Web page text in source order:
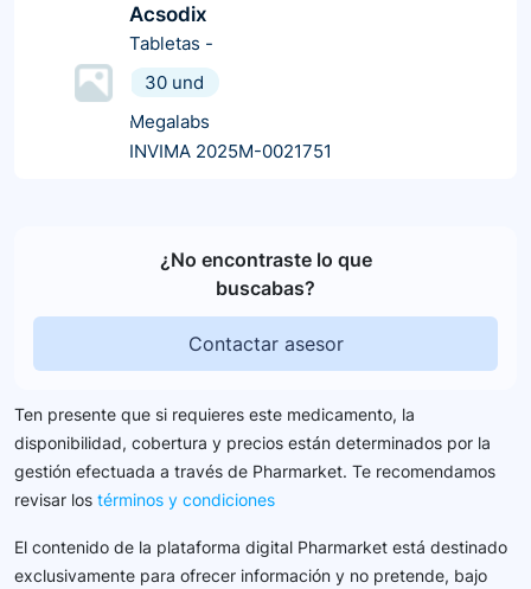
Acsodix
Tabletas -
30 und
Megalabs
INVIMA 2025M-0021751
¿No encontraste lo que
buscabas?
Contactar asesor
Ten presente que si requieres este medicamento, la
disponibilidad, cobertura y precios están determinados por la
gestión efectuada a través de Pharmarket. Te recomendamos
revisar los términos y condiciones
El contenido de la plataforma digital Pharmarket está destinado
exclusivamente para ofrecer información y no pretende, bajo